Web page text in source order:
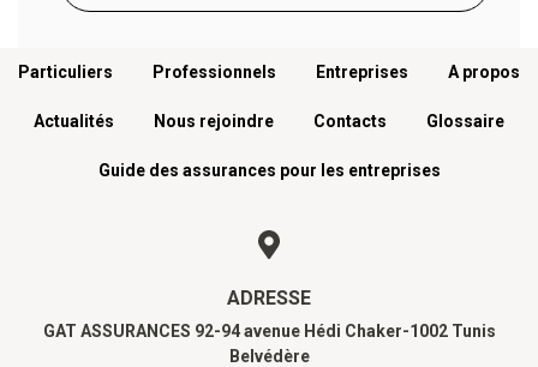
Menu footer
Particuliers Professionnels Entreprises A propos
Actualités Nous rejoindre Contacts Glossaire
Guide des assurances pour les entreprises
ADRESSE
GAT ASSURANCES 92-94 avenue Hédi Chaker-1002 Tunis
Belvédère